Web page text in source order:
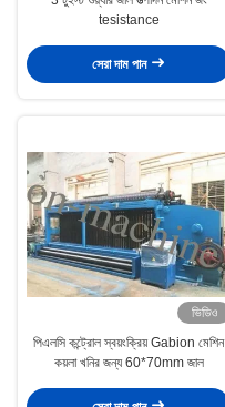
tesistance
সেরা দাম পান
ভিডিও
পিএলসি কন্ট্রোল স্বয়ংক্রিয় Gabion মেশিন
কয়লা খনির জন্য 60*70mm জাল